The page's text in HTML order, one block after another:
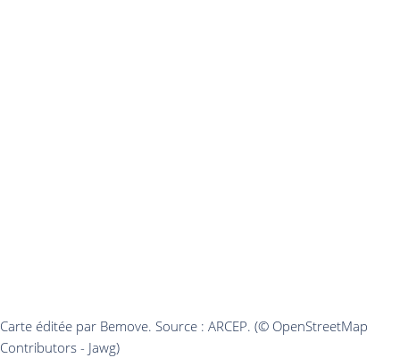
Carte éditée par Bemove. Source : ARCEP. (© OpenStreetMap
Contributors - Jawg)